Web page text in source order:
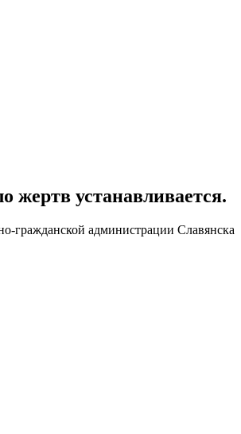
жертв устанавливается.
гражданской администрации Славянска